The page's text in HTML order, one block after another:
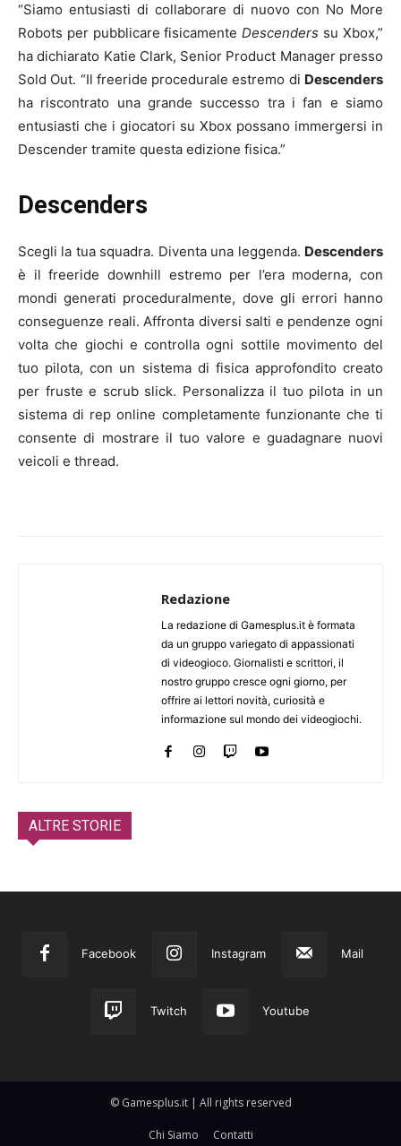
“Siamo entusiasti di collaborare di nuovo con No More
Robots per pubblicare fisicamenteDescenders su Xbox,”
ha dichiarato Katie Clark, Senior Product Manager presso
Sold Out. “Il freeride procedurale estremo di Descenders
ha riscontrato una grande successo tra i fan e siamo
entusiasti che i giocatori su Xbox possano immergersi in
Descender tramite questa edizione fisica.”
Descenders
Scegli la tua squadra. Diventa una leggenda. Descenders
è il freeride downhill estremo per l’era moderna, con
mondi generati proceduralmente, dove gli errori hanno
conseguenze reali. Affronta diversi salti e pendenze ogni
volta che giochi e controlla ogni sottile movimento del
tuo pilota, con un sistema di fisica approfondito creato
per fruste e scrub slick. Personalizza il tuo pilota in un
sistema di rep online completamente funzionante che ti
consente di mostrare il tuo valore e guadagnare nuovi
veicoli e thread.
Redazione
La redazione di Gamesplus.it è formata
da un gruppo variegato di appassionati
di videogioco. Giornalisti e scrittori, il
nostro gruppo cresce ogni giorno, per
offrire ai lettori novità, curiosità e
informazione sul mondo dei videogiochi.
ALTRE STORIE
Facebook Instagram Mail
Twitch Youtube
© Gamesplus.it | All rights reserved
Chi Siamo Contatti